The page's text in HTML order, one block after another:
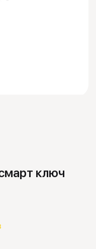
ключ